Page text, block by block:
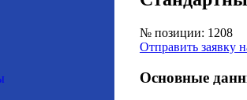
№ позиции: 1208
Отправить заявку
Основные